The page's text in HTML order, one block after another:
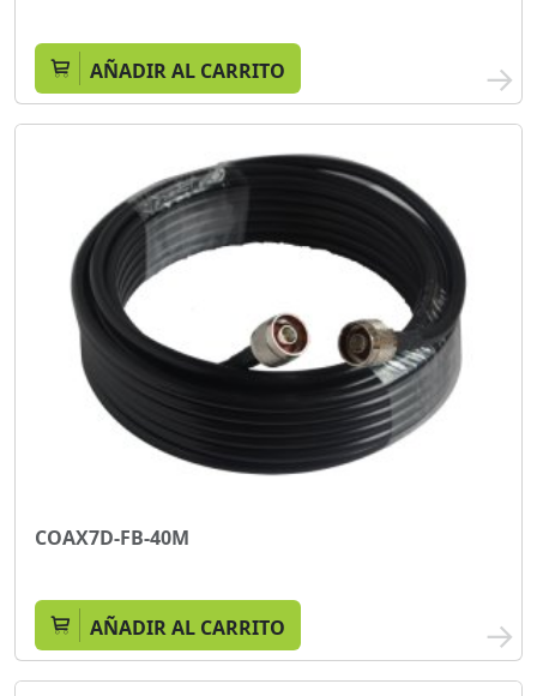
AÑADIR AL CARRITO
COAX7D-FB-40M
AÑADIR AL CARRITO